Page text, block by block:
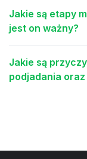
Jakie są etapy
jest on ważny?
Jakie są
podjadania